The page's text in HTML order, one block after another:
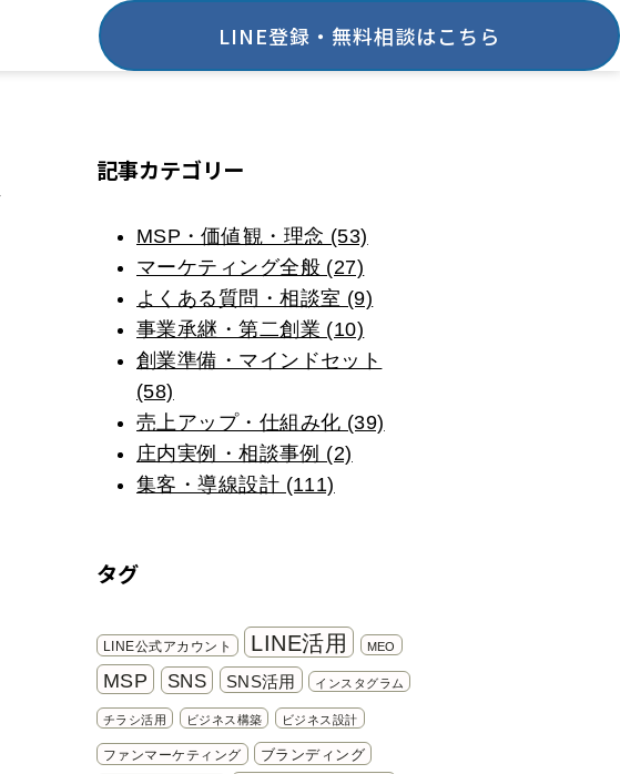
LINE登録・無料相談はこちら
記事カテゴリー
MSP・価値観・理念 (53)
マーケティング全般 (27)
よくある質問・相談室 (9)
事業承継・第二創業 (10)
創業準備・マインドセット
(58)
売上アップ・仕組み化 (39)
庄内実例・相談事例 (2)
集客・導線設計 (111)
タグ
LINE公式アカウント LINE活用 MEO
MSP SNS SNS活用 インスタグラム
チラシ活用 ビジネス構築 ビジネス設計
ファンマーケティング ブランディング